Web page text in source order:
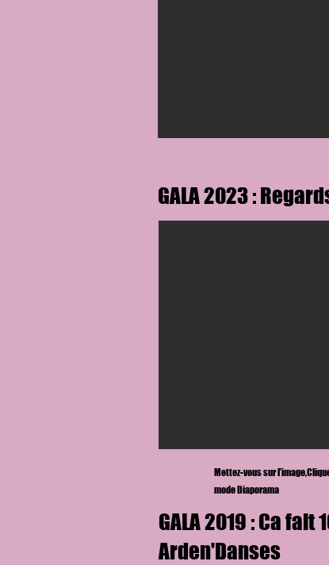
GALA 2023 :
Mettez-vous sur l'image,
mode Diaporama
GALA 2019 : Ca fait
Arden'Danses